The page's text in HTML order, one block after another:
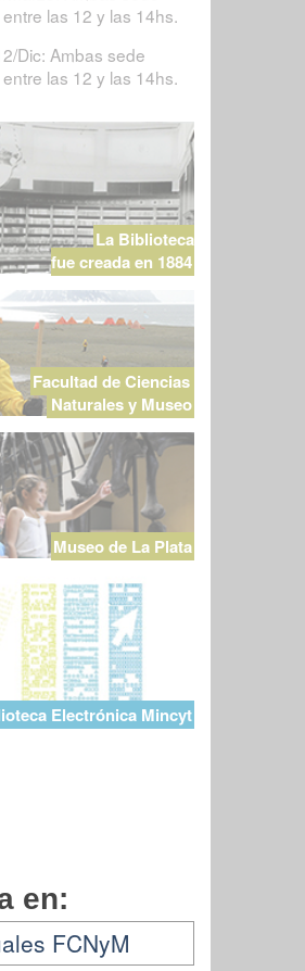
las 12 y las 14hs.
Dic: Ambas sede
las 12 y las 14hs.
La Biblioteca
fue creada en 1884
Facultad de Ciencias
Naturales y Museo
Museo de La Plata
Electrónica Mincyt
en:
FCNyM